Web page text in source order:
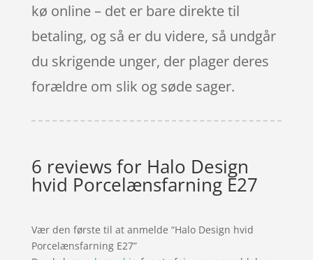
kø online – det er bare direkte til
betaling, og så er du videre, så undgår
du skrigende unger, der plager deres
forældre om slik og søde sager.
6 reviews for Halo Design
hvid Porcelænsfarning E27
Vær den første til at anmelde “Halo Design hvid
Porcelænsfarning E27”